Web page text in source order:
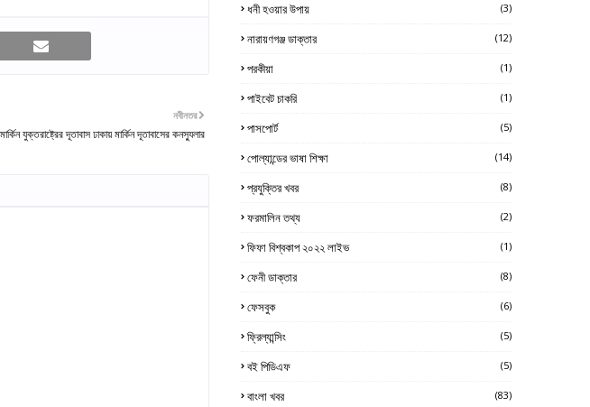
নবীনতর
যুক্তরাষ্ট্রের দূতাবাস ঢাকায় মার্কিন দূতাবাসের কনস্যুলার
ধনী হওয়ার উপায় (3)
নারায়ণগঞ্জ ডাক্তার (12)
পরকীয়া (1)
পাইবেট চাকরি (1)
পাসপোর্ট (5)
পোল্যান্ডের ভাষা শিক্ষা (14)
প্রযুক্তির খবর (8)
ফরমালিন তথ্য (2)
ফিফা বিশ্বকাপ ২০২২ লাইভ (1)
ফেনী ডাক্তার (8)
ফেসবুক (6)
ফ্রিল্যান্সিং (5)
বই পিডিএফ (5)
বাংলা খবর (83)